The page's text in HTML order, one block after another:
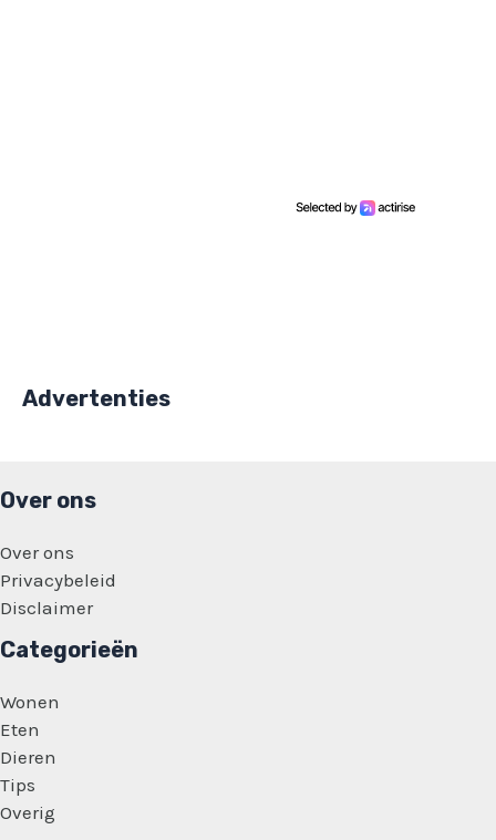
Advertenties
Over ons
Over ons
Privacybeleid
Disclaimer
Categorieën
Wonen
Eten
Dieren
Tips
Overig